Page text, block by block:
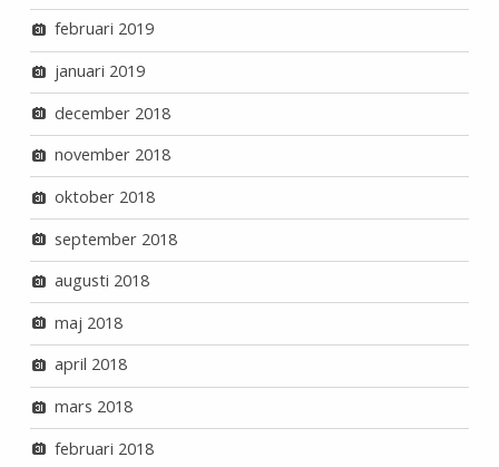
februari 2019
januari 2019
december 2018
november 2018
oktober 2018
september 2018
augusti 2018
maj 2018
april 2018
mars 2018
februari 2018